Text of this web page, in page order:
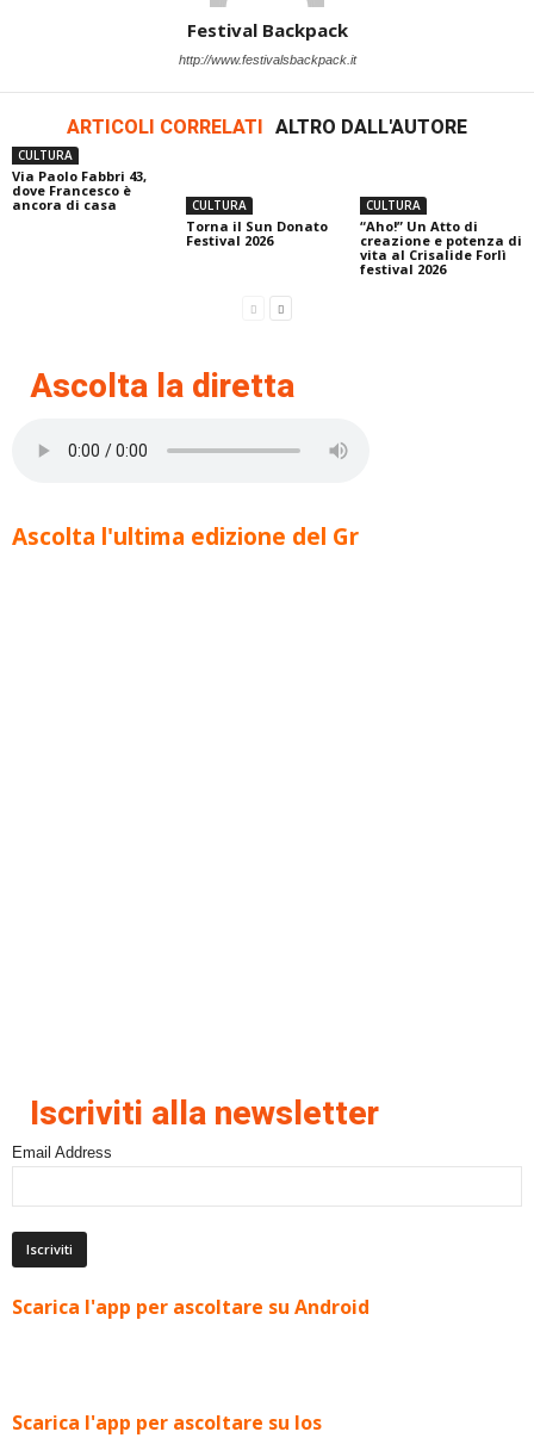
Festival Backpack
http://www.festivalsbackpack.it
ARTICOLI CORRELATI ALTRO DALL'AUTORE
CULTURA
Via Paolo Fabbri 43,
dove Francesco è
ancora di casa
CULTURA
Torna il Sun Donato
Festival 2026
CULTURA
“Aho!” Un Atto di
creazione e potenza di
vita al Crisalide Forlì
festival 2026
Ascolta la diretta
Ascolta l'ultima edizione del Gr
Iscriviti alla newsletter
Email Address
Scarica l'app per ascoltare su Android
Scarica l'app per ascoltare su Ios